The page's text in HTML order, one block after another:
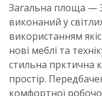
Загальна площа —
виконаний у
використанням
нові меблі та
стильна прктична
простір.
комфортної